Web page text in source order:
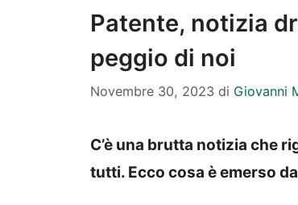
Patente, notizia
peggio di noi
Novembre 30, 2023 di Giovanni
C’è una brutta notizia che
tutti. Ecco cosa è emerso